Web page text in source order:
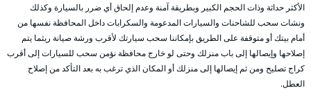
الأكثر حداثة وذات الحجم الكبير وبطريقة آمنة وعدم إلحاق أي ضرر بالسيارة وكذلك
ونشات سحب للشاحنات والسيارات المدعومة والسكرابات داخل المحافظة نفسها من
أمام بيتك أو متوقفة على الطريق بإمكاننا سحب سيارتك لأقرب ورشة صيانة ريثما يتم
إصلاحها وإيصالها إلى باب منزلك وحتى لو خارج محافظة نؤمن سحب للسيارات إلى أقرب
كراج تصليح ومن ثم إيصالها إلى منزلك أو المكان الذي ترغب به بعد التأكد من إصلاح
العطل.